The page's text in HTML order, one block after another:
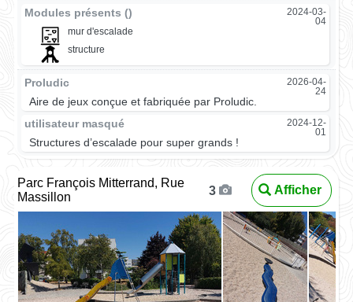
Modules présents ()
2024-03-
04
mur d'escalade
structure
Proludic
2026-04-
24
Aire de jeux conçue et fabriquée par Proludic.
utilisateur masqué
2024-12-
01
Structures d’escalade pour super grands !
Parc François Mitterrand, Rue
Massillon
3 Afficher